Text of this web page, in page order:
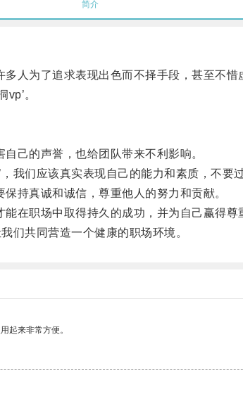
简介
为了追求表现出色而不择手段，甚至不惜
。
己的声誉，也给团队带来不利影响。
们应该真实表现自己的能力和素质，不要
持真诚和诚信，尊重他人的努力和贡献。
职场中取得持久的成功，并为自己赢得尊
们共同营造一个健康的职场环境。
起来非常方便。